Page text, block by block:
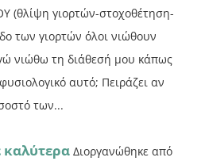
(θλίψη γιορτών-στοχοθέτηση-
των γιορτών όλοι νιώθουν
νιώθω τη διάθεσή μου κάπως
αυτό; Πειράζει αν
των...
καλύτερα Διοργανώθηκε από